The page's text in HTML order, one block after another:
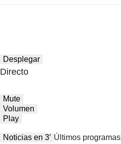
Desplegar
Directo
Mute
Volumen
Play
Noticias en 3′ Últimos programas